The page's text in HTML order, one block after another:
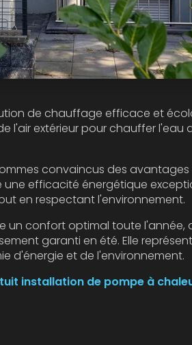
de chauffage efficace et
l'air extérieur pour chauffer l'eau
convaincus des
une efficacité énergétique
en respectant l'environnement.
un confort optimal toute l'année,
garanti en été. Elle
d'énergie et de l'environnement.
installation de pompe à